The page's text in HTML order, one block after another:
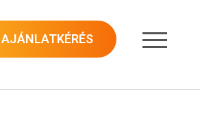
AJÁNLATKÉRÉS